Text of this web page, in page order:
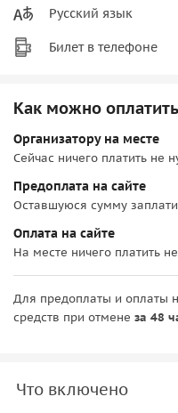
Русский язык
Билет в телефоне
Как можно
Организатору на месте
Сейчас ничего платить не
Предоплата на сайте
Оставшуюся сумму
Оплата на сайте
На месте ничего платить
Для предоплаты и оплаты
средств при отмене за 48
Что включено